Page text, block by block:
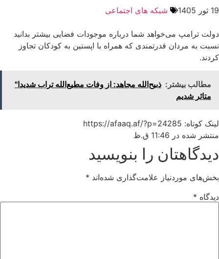
19 ثور 1405 شبکه های اجتماعی
دولت ترامپ می‌خواهد شما درباره موجودات فضایی بیشتر بدانید
نسبت به مردان قدرتمندی که همراه با اپستین به کودکان تجاوز
کردند.
مطالب بیشتر: ذبیح‌الله مجاهد: از وفات مطیع‌الله تراب شدیدا"
متاثر شدیم
لینک کوتاه: https://afaaq.af/?p=24285
منتشر شده در 11:46 ق.ظ
دیدگاهتان را بنویسید
بخش‌های موردنیاز علامت‌گذاری شده‌اند *
دیدگاه *